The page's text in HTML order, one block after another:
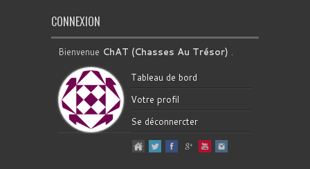
CONNEXION
Bienvenue ChAT (Chasses Au Trésor) .
Tableau de bord
Votre profil
Se déconnercter